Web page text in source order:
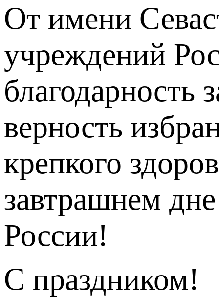
От имени
учреждений
благодарность
верность
крепкого
завтрашнем
России!
С праздником!